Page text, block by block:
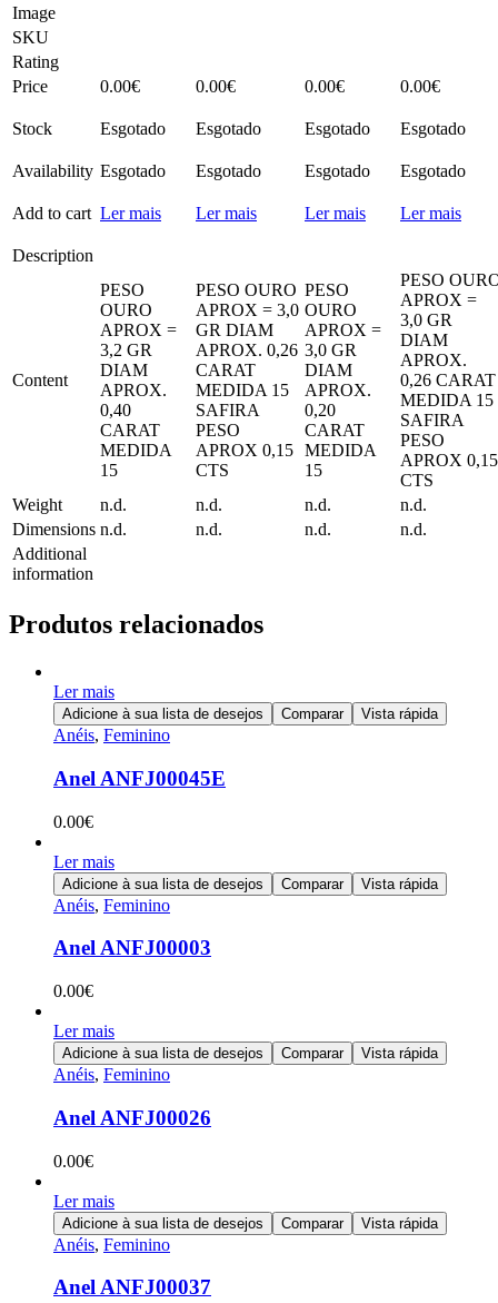
Image
SKU
Rating
Price
0.00€ 0.00€ 0.00€ 0.00€
Stock Esgotado Esgotado Esgotado Esgotado
Availability Esgotado Esgotado Esgotado Esgotado
Add to cart Ler mais Ler mais Ler mais Ler mais
Description
Content
PESO
OURO
APROX =
3,2 GR
DIAM
APROX.
0,40
CARAT
MEDIDA
15
PESO OURO
APROX = 3,0
GR DIAM
APROX. 0,26
CARAT
MEDIDA 15
SAFIRA
PESO
APROX 0,15
CTS
PESO
OURO
APROX =
3,0 GR
DIAM
APROX.
0,20
CARAT
MEDIDA
15
PESO
APROX =
3,0 GR
DIAM
APROX.
0,26 CARAT
MEDIDA 15
SAFIRA
PESO
APROX 0,15
CTS
Weight
n.d. n.d. n.d.
n.d.
Dimensions n.d. n.d. n.d.
n.d.
Additional
information
Produtos relacionados
Ler mais
Adicione à sua lista de desejos Comparar Vista rápida
Anéis, Feminino
Anel ANFJ00045E
0.00€
Ler mais
Adicione à sua lista de desejos Comparar Vista rápida
Anéis, Feminino
Anel ANFJ00003
0.00€
Ler mais
Adicione à sua lista de desejos Comparar Vista rápida
Anéis, Feminino
Anel ANFJ00026
0.00€
Ler mais
Adicione à sua lista de desejos Comparar Vista rápida
Anéis, Feminino
Anel ANFJ00037